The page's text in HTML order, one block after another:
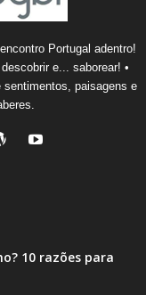
Portugal adentro!
e... saborear! •
paisagens e
10 razões para